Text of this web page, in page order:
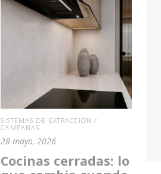
SISTEMAS DE EXTRACCIÓN /
CAMPANAS
28 mayo, 2026
Cocinas cerradas: lo